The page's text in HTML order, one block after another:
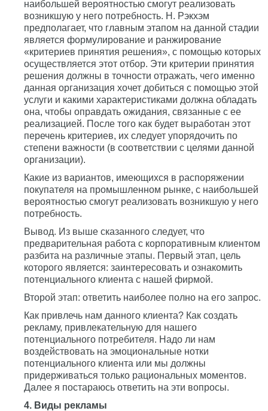
наибольшей вероятностью смогут реализовать
возникшую у него потребность. Н. Рэкхэм
предполагает, что главным этапом на данной стадии
является формулирование и ранжирование
«критериев принятия решения», с помощью которых
осуществляется этот отбор. Эти критерии принятия
решения должны в точности отражать, чего именно
данная организация хочет добиться с помощью этой
услуги и какими характеристиками должна обладать
она, чтобы оправдать ожидания, связанные с ее
реализацией. После того как будет выработан этот
перечень критериев, их следует упорядочить по
степени важности (в соответствии с целями данной
организации).
Какие из вариантов, имеющихся в распоряжении
покупателя на промышленном рынке, с наибольшей
вероятностью смогут реализовать возникшую у него
потребность.
Вывод. Из выше сказанного следует, что
предварительная работа с корпоративным клиентом
разбита на различные этапы. Первый этап, цель
которого является: заинтересовать и ознакомить
потенциального клиента с нашей фирмой.
Второй этап: ответить наиболее полно на его запрос.
Как привлечь нам данного клиента? Как создать
рекламу, привлекательную для нашего
потенциального потребителя. Надо ли нам
воздействовать на эмоциональные нотки
потенциального клиента или мы должны
придерживаться только рациональных моментов.
Далее я постараюсь ответить на эти вопросы.
4. Виды рекламы